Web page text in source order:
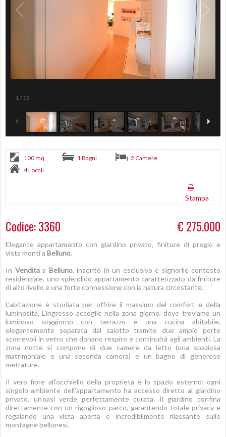
1 / 15
100 mq 1 Bagni
2 Camere
4 Locali
Stampa
Codice: 3360 € 275.000
Elegante appartamento con giardino privato, finiture di pregio e
vista monti a Belluno.
In Venditaa Belluno, inserito in un esclusivo e signorile contesto
residenziale, uno splendido appartamento caratterizzato da finiture
di alto livello e una forte connessione con la natura circostante.
L’abitazione è studiata per offrire il massimo del comfort e della
luminosità. L'ingresso accoglie nella zona giorno, dove troviamo un
luminoso soggiorno con terrazzo e una cucina abitabile,
elegantemente separata dal salotto tramite due ampie porte
scorrevoli in vetro che donano respiro e continuità agli ambienti. La
zona notte si compone di due camere da letto (una spaziosa
matrimoniale e una seconda camera) e un bagno di generose
metrature.
Il vero fiore all'occhiello della proprietà è lo spazio esterno: ogni
singolo ambiente dell'appartamento ha accesso diretto al giardino
privato, un'oasi verde perfettamente curata. Il giardino confina
direttamente con un rigoglioso parco, garantendo totale privacy e
regalando una vista aperta e incredibilmente rilassante sulle
montagne bellunesi.